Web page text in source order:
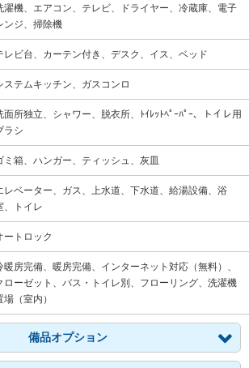
濯機、エアコン、テレビ、ドライヤー、冷蔵庫、電子
ンジ、掃除機
レビ台、カーテン付き、デスク、イス、ベッド
ステムキッチン、ガスコンロ
面所独立、シャワー、脱衣所、ﾄｲﾚｯﾄﾍﾟｰﾊﾟｰ、トイレ用
ラシ
ミ箱、ハンガー、ティッシュ、灰皿
レベーター、ガス、上水道、下水道、給湯設備、浴
、トイレ
ートロック
暖房完備、暖房完備、インターネット対応（無料）、
ローゼット、バス・トイレ別、フローリング、洗濯機
場（室内）
備品オプション